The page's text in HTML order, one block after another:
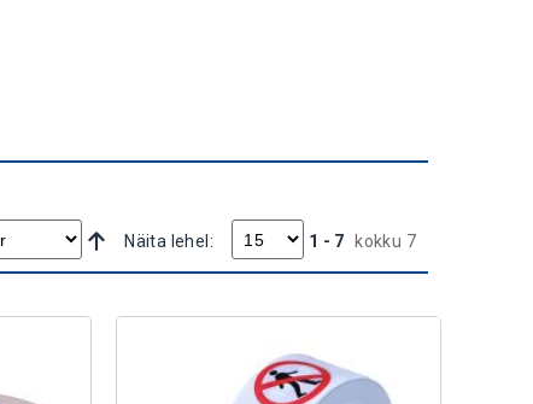
Vali
Näita lehel: 1 - 7 kokku 7